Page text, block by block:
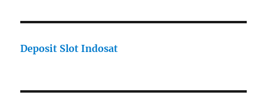
Deposit Slot Indosat